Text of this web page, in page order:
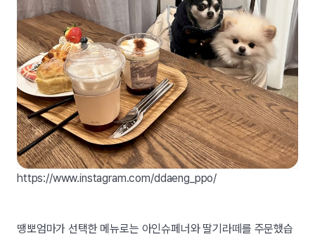
https://www.instagram.com/ddaeng_ppo/
땡뽀엄마가 선택한 메뉴로는 아인슈페너와 딸기라떼를 주문했습